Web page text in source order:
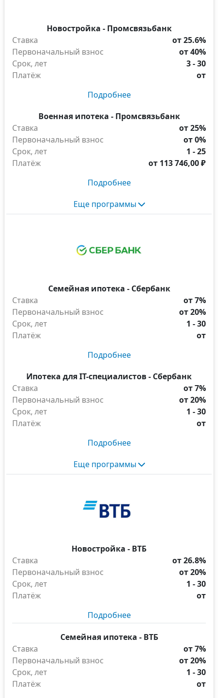
Новостройка - Промсвязьбанк
Ставка
от 25.6%
Первоначальный взнос
от 40%
Срок, лет
3 - 30
Платёж
от
Подробнее
Военная ипотека - Промсвязьбанк
Ставка
от 25%
Первоначальный взнос
от 0%
Срок, лет
1 - 25
Платёж
от 113 746,00 ₽
Подробнее
Еще программы
Семейная ипотека - Сбербанк
Ставка
от 7%
Первоначальный взнос
от 20%
Срок, лет
1 - 30
Платёж
от
Подробнее
Ипотека для IT-специалистов - Сбербанк
Ставка
от 7%
Первоначальный взнос
от 20%
Срок, лет
1 - 30
Платёж
от
Подробнее
Еще программы
Новостройка - ВТБ
Ставка
от 26.8%
Первоначальный взнос
от 20%
Срок, лет
1 - 30
Платёж
от
Подробнее
Семейная ипотека - ВТБ
Ставка
от 7%
Первоначальный взнос
от 20%
Срок, лет
1 - 30
Платёж
от